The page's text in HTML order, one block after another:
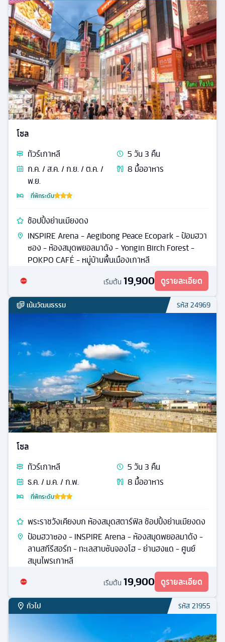
โซล
ทัวร์เกาหลี 5วัน3 คืน
ก.ค. / ส.ค. / ก.ย. / ต.ค. /
พ.ย.
8 มื้ออาหาร
ที่พักระดับ
ช้อปปิ้งย่านเมียงดง
INSPIRE Arena - Aegibong Peace Ecopark - ป้อมฮวา
ซอง - ห้องสมุดพยอลมาดัง - Yongin Birch Forest -
POKPO CAFÉ - หมู่บ้านพื้นเมืองเกาหลี
เริ่มต้น 19,900 ดูรายละเอียด
เน้นวัฒนธรรม รหัส24969
โซล
ทัวร์เกาหลี 5วัน3 คืน
ธ.ค. / ม.ค. / ก.พ.
8 มื้ออาหาร
ที่พักระดับ
พระราชวังเคียงบก ห้องสมุดสตาร์ฟิล ช้อปปิ้งย่านเมียงดง
ป้อมฮวาซอง - INSPIRE Arena - ห้องสมุดพยอลมาดัง -
ลานสกีรีสอร์ท - ทะเลสาบซันจองโฮ - ย่านฮงแด - ศูนย์
สมุนไพรเกาหลี
เริ่มต้น 19,900 ดูรายละเอียด
ทั่วไป รหัส21955